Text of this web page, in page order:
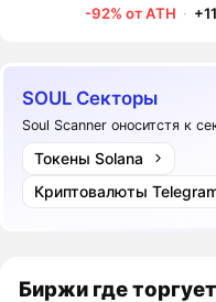
-92% от ATH ·
SOUL Секторы
Soul Scanner оноситстя к
Токены Solana
Криптовалюты
Биржи где